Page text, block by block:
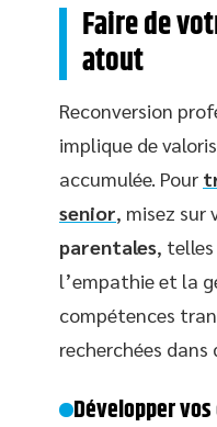
Faire de
atout
Reconversion
implique de
accumulée. Pour
senior, misez sur
parentales,
l’empathie et la
compétences
recherchées dans
Développer